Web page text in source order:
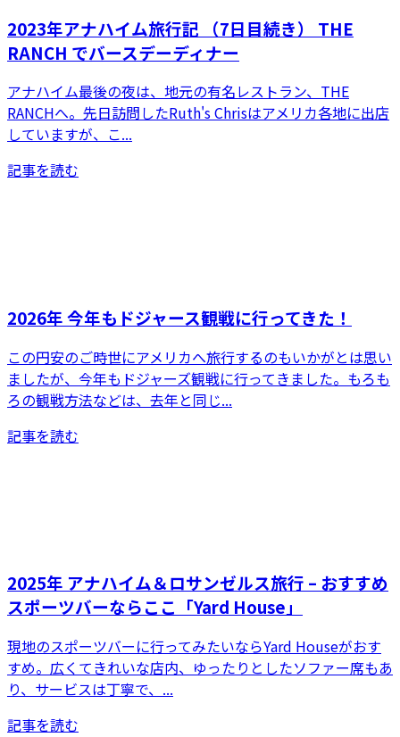
2023年アナハイム旅行記 （7日目続き） THE
RANCH でバースデーディナー
アナハイム最後の夜は、地元の有名レストラン、THE
RANCHへ。先日訪問したRuth's Chrisはアメリカ各地に出店
していますが、こ...
記事を読む
2026年 今年もドジャース観戦に行ってきた！
この円安のご時世にアメリカへ旅行するのもいかがとは思い
ましたが、今年もドジャーズ観戦に行ってきました。もろも
ろの観戦方法などは、去年と同じ...
記事を読む
2025年 アナハイム＆ロサンゼルス旅行 – おすすめ
スポーツバーならここ「Yard House」
現地のスポーツバーに行ってみたいならYard Houseがおす
すめ。広くてきれいな店内、ゆったりとしたソファー席もあ
り、サービスは丁寧で、...
記事を読む